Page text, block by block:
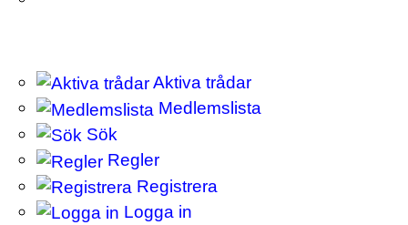
Aktiva trådar
Medlemslista
Sök
Regler
Registrera
Logga in